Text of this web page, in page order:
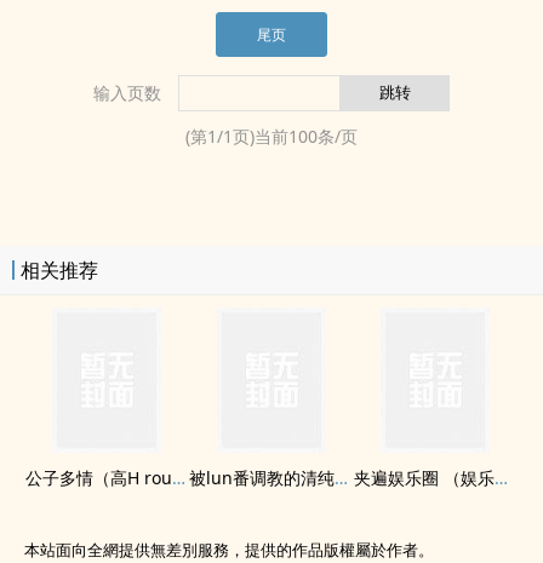
尾页
输入页数
(第1/1页)当前100条/页
相关推荐
公子多情（­高‎​‎H‎​ rou文 np） 被lun番‍‎‌调­教​的清纯少女 夹遍娱乐圈 （娱乐圈 np h）
本站面向全網提供無差別服務，提供的作品版權屬於作者。